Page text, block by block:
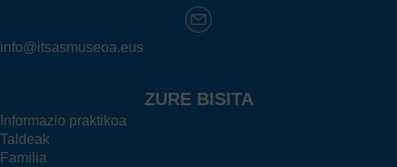
info@itsasmuseoa.eus
ZURE BISITA
Informazio praktikoa
Taldeak
Familia